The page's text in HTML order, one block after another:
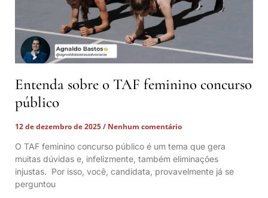
Entenda sobre o TAF feminino concurso
público
12 de dezembro de 2025
Nenhum comentário
O TAF feminino concurso público é um tema que gera
muitas dúvidas e, infelizmente, também eliminações
injustas. Por isso, você, candidata, provavelmente já se
perguntou